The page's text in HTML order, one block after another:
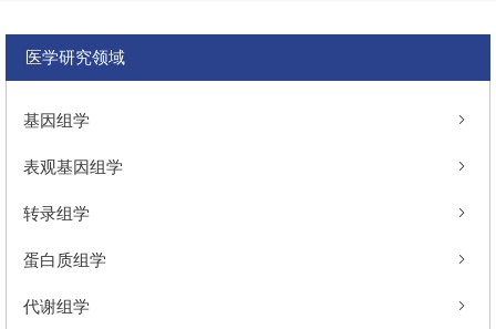
医学研究领域
基因组学
表观基因组学
转录组学
蛋白质组学
代谢组学